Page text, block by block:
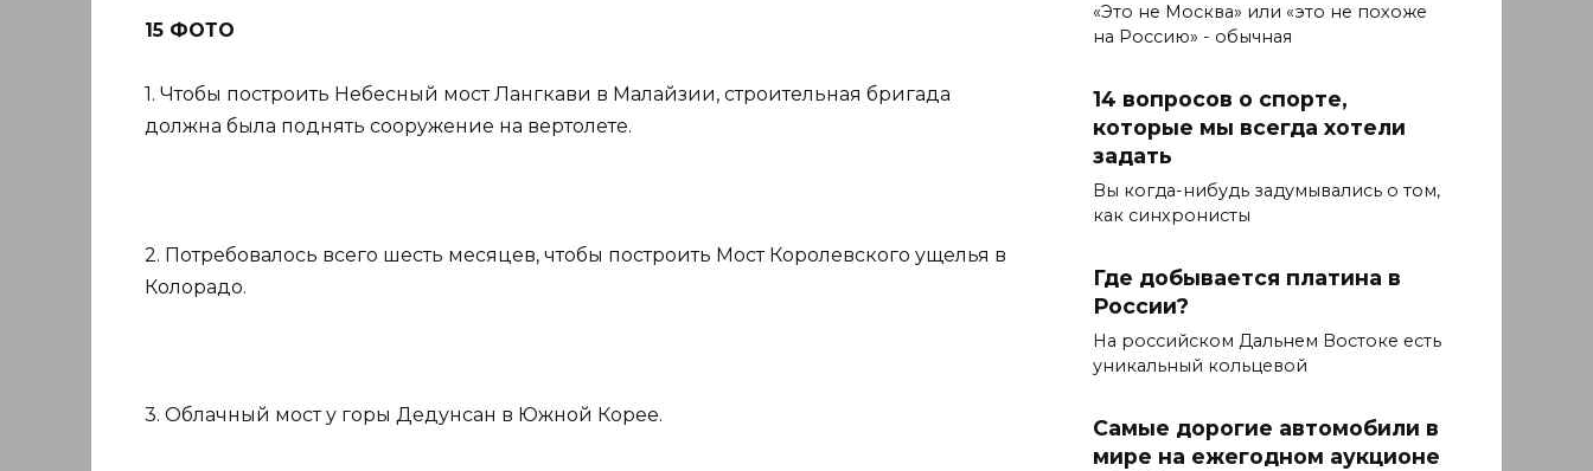
15 ФОТО
1. Чтобы построить Небесный мост Лангкави в Малайзии, строительная бригада
должна была поднять сооружение на вертолете.
2. Потребовалось всего шесть месяцев, чтобы построить Мост Королевского ущелья в
Колорадо.
3. Облачный мост у горы Дедунсан в Южной Корее.
«Это не Москва» или «это не похоже
на Россию» - обычная
14 вопросов о спорте,
которые мы всегда хотели
задать
Вы когда-нибудь задумывались о том,
как синхронисты
Где добывается платина в
России?
На российском Дальнем Востоке есть
уникальный кольцевой
Самые дорогие автомобили в
мире на ежегодном аукционе